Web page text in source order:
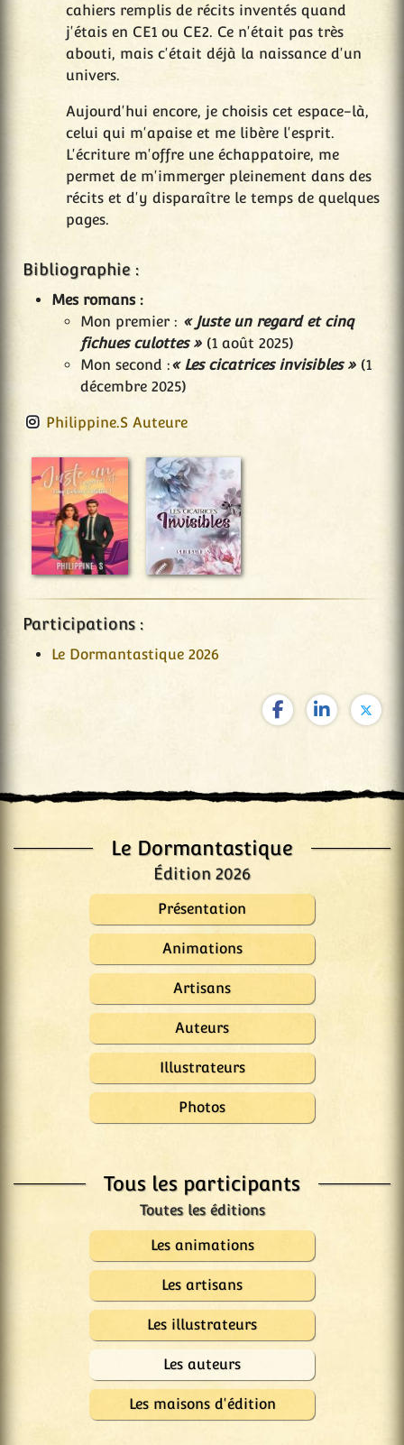
Le Dormantastique
Édition 2026
Présentation
Animations
Artisans
Auteurs
Illustrateurs
Photos
Tous les participants
Les animations
Les artisans
Les illustrateurs
Les auteurs
Les maisons d'édition
cahiers remplis de récits inventés quand
j'étais en CE1 ou CE2. Ce n'était pas très
abouti, mais c'était déjà la naissance d'un
univers.
Aujourd'hui encore, je choisis cet espace-là,
celui qui m'apaise et me libère l'esprit.
L'écriture m'offre une échappatoire, me
permet de m'immerger pleinement dans des
récits et d'y disparaître le temps de quelques
pages.
Bibliographie :
Mes romans :
Mon premier : « Juste un regard et cinq
fichues culottes » (1 août 2025)
Mon second :« Les cicatrices invisibles » (1
décembre 2025)
Philippine.S Auteure
Participations :
Le Dormantastique 2026